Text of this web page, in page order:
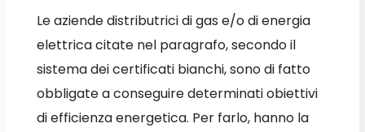
Le aziende distributrici di gas e/o di energia
elettrica citate nel paragrafo, secondo il
sistema dei certificati bianchi, sono di fatto
obbligate a conseguire determinati obiettivi
di efficienza energetica. Per farlo, hanno la